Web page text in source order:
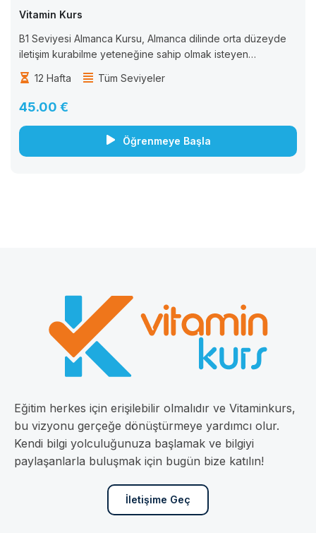
Vitamin Kurs
B1 Seviyesi Almanca Kursu, Almanca dilinde orta düzeyde
iletişim kurabilme yeteneğine sahip olmak isteyen
öğrenciler için tasarlanmıştır. Bu kurs, öğrencilere Almanca
dilinde okuma, yazma, konuşma ve dinleme becerilerini
geliştirmek için...
12 Hafta Tüm Seviyeler
45.00 €
Öğrenmeye Başla
Eğitim herkes için erişilebilir olmalıdır ve Vitaminkurs,
bu vizyonu gerçeğe dönüştürmeye yardımcı olur.
Kendi bilgi yolculuğunuza başlamak ve bilgiyi
paylaşanlarla buluşmak için bugün bize katılın!
İletişime Geç